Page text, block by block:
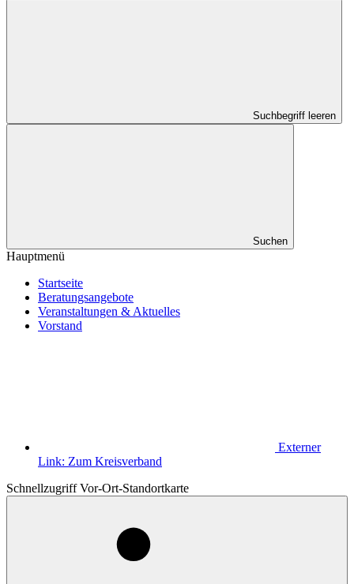
Suchbegriff leeren
Suchen
Hauptmenü
Startseite
Beratungsangebote
Veranstaltungen & Aktuelles
Vorstand
Externer
Link: Zum Kreisverband
Schnellzugriff Vor-Ort-Standortkarte